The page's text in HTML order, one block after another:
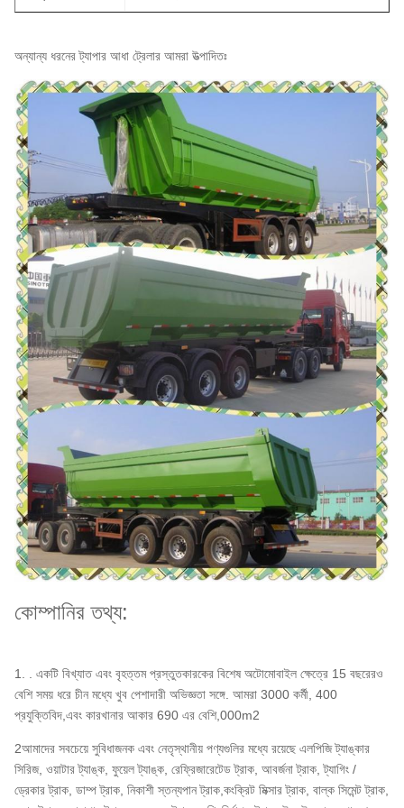
অন্যান্য ধরনের ট্যাপার আধা ট্রেলার আমরা উত্পাদিতঃ
কোম্পানির তথ্য:
1. . একটি বিখ্যাত এবং বৃহত্তম প্রস্তুতকারকের বিশেষ অটোমোবাইল ক্ষেত্রে 15 বছরেরও
বেশি সময় ধরে চীন মধ্যে খুব পেশাদারী অভিজ্ঞতা সঙ্গে. আমরা 3000 কর্মী, 400
প্রযুক্তিবিদ,এবং কারখানার আকার 690 এর বেশি,000m2
2আমাদের সবচেয়ে সুবিধাজনক এবং নেতৃস্থানীয় পণ্যগুলির মধ্যে রয়েছে এলপিজি ট্যাঙ্কার
সিরিজ, ওয়াটার ট্যাঙ্ক, ফুয়েল ট্যাঙ্ক, রেফ্রিজারেটেড ট্রাক, আবর্জনা ট্রাক, ট্যাগিং /
ড্রেকার ট্রাক, ডাম্প ট্রাক, নিকাশী স্তন্যপান ট্রাক,কংক্রিট মিক্সার ট্রাক, বাল্ক সিমেন্ট ট্রাক,